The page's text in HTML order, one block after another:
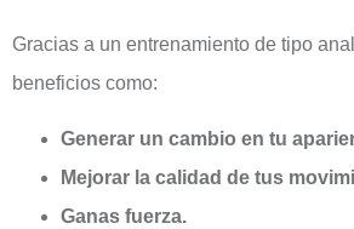
Gracias a un entrenamiento de tipo
beneficios como:
Generar un cambio en tu
Mejorar la calidad de tus
Ganas fuerza.